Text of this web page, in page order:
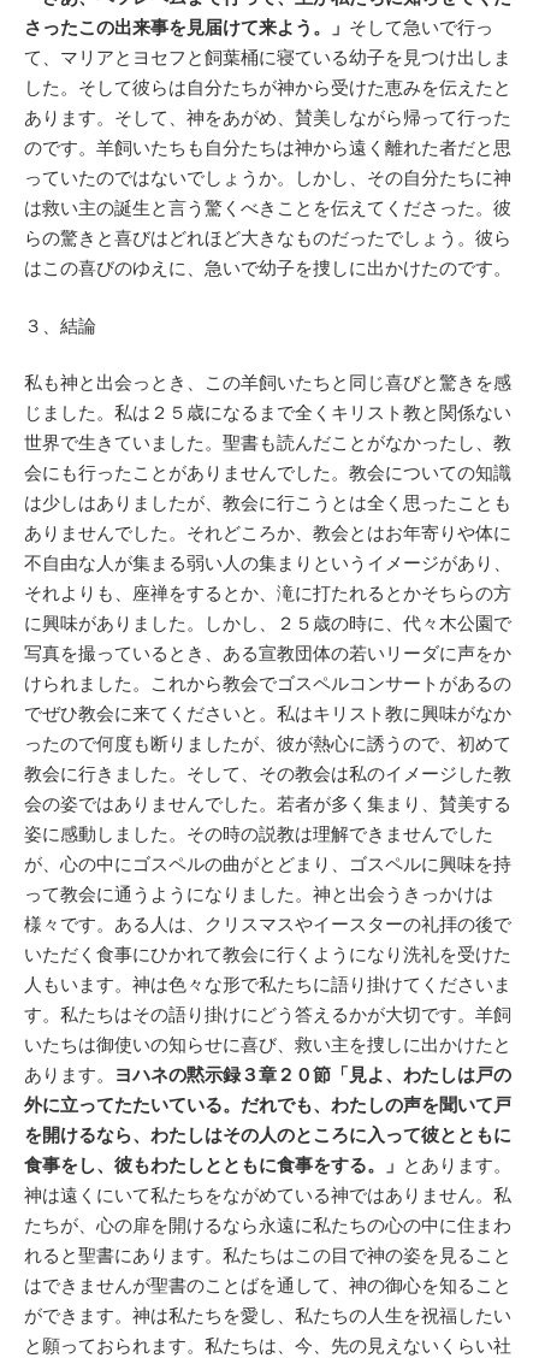
さったこの出来事を見届けて来よう。」 そして急いで行っ
て、マリアとヨセフと飼葉桶に寝ている幼子を見つけ出しま
した。そして彼らは自分たちが神から受けた恵みを伝えたと
あります。そして、神をあがめ、賛美しながら帰って行った
のです。羊飼いたちも自分たちは神から遠く離れた者だと思
っていたのではないでしょうか。しかし、その自分たちに神
は救い主の誕生と言う驚くべきことを伝えてくださった。彼
らの驚きと喜びはどれほど大きなものだったでしょう。彼ら
はこの喜びのゆえに、急いで幼子を捜しに出かけたのです。
３、結論
私も神と出会っとき、この羊飼いたちと同じ喜びと驚きを感
じました。私は２５歳になるまで全くキリスト教と関係ない
世界で生きていました。聖書も読んだことがなかったし、教
会にも行ったことがありませんでした。教会についての知識
は少しはありましたが、教会に行こうとは全く思ったことも
ありませんでした。それどころか、教会とはお年寄りや体に
不自由な人が集まる弱い人の集まりというイメージがあり、
それよりも、座禅をするとか、滝に打たれるとかそちらの方
に興味がありました。しかし、２５歳の時に、代々木公園で
写真を撮っているとき、ある宣教団体の若いリーダに声をか
けられました。これから教会でゴスペルコンサートがあるの
でぜひ教会に来てくださいと。私はキリスト教に興味がなか
ったので何度も断りましたが、彼が熱心に誘うので、初めて
教会に行きました。そして、その教会は私のイメージした教
会の姿ではありませんでした。若者が多く集まり、賛美する
姿に感動しました。その時の説教は理解できませんでした
が、心の中にゴスペルの曲がとどまり、ゴスペルに興味を持
って教会に通うようになりました。神と出会うきっかけは
様々です。ある人は、クリスマスやイースターの礼拝の後で
いただく食事にひかれて教会に行くようになり洗礼を受けた
人もいます。神は色々な形で私たちに語り掛けてくださいま
す。私たちはその語り掛けにどう答えるかが大切です。羊飼
いたちは御使いの知らせに喜び、救い主を捜しに出かけたと
あります。
ヨハネの黙示録３章２０節「見よ、わたしは戸の
外に立ってたたいている。だれでも、わたしの声を聞いて戸
を開けるなら、わたしはその人のところに入って彼とともに
食事をし、彼もわたしとともに食事をする。」 とあります。
神は遠くにいて私たちをながめている神ではありません。私
たちが、心の扉を開けるなら永遠に私たちの心の中に住まわ
れると聖書にあります。私たちはこの目で神の姿を見ること
はできませんが聖書のことばを通して、神の御心を知ること
ができます。神は私たちを愛し、私たちの人生を祝福したい
と願っておられます。私たちは、今、先の見えないくらい社